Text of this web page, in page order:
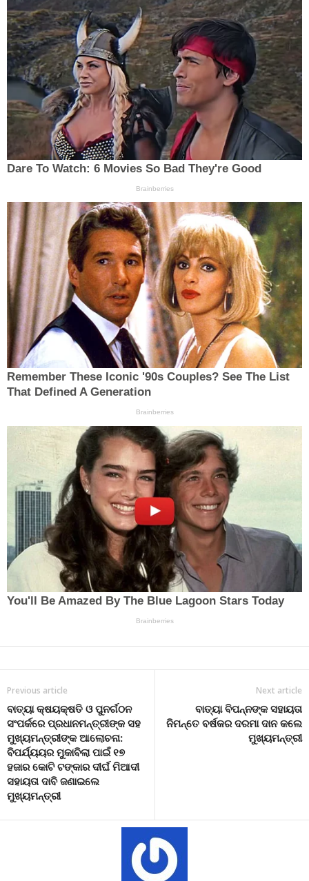
Previous article
ବାତ୍ୟା କ୍ଷୟକ୍ଷତି ଓ ପୁନର୍ଗଠନ
ସଂପର୍କରେ ପ୍ରଧାନମନ୍ତ୍ରୀଙ୍କ ସହ
ମୁଖ୍ୟମନ୍ତ୍ରୀଙ୍କ ଆଲୋଚନା:
ବିପର୍ଯ୍ୟୟର ମୁକାବିଲା ପାଇଁ ୧୭
ହଜାର କୋଟି ଟଙ୍କାର ଦୀର୍ଘ ମିଆଦୀ
ସହାୟତା ଦାବି ଜଣାଇଲେ
ମୁଖ୍ୟମନ୍ତ୍ରୀ
Next article
ବାତ୍ୟା ବିପନ୍ନଙ୍କ ସହାୟତା
ନିମନ୍ତେ ବର୍ଷକର ଦରମା ଦାନ କଲେ
ମୁଖ୍ୟମନ୍ତ୍ରୀ